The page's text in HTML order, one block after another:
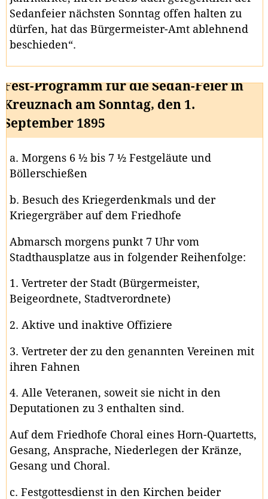
Sedanfeier nächsten Sonntag offen halten zu
dürfen, hat das Bürgermeister-Amt ablehnend
beschieden“.
Fest-Programm für die Sedan-Feier in
Kreuznach am Sonntag, den 1.
September 1895
a. Morgens 6 ½ bis 7 ½ Festgeläute und
Böllerschießen
b. Besuch des Kriegerdenkmals und der
Kriegergräber auf dem Friedhofe
Abmarsch morgens punkt 7 Uhr vom
Stadthausplatze aus in folgender Reihenfolge:
1. Vertreter der Stadt (Bürgermeister,
Beigeordnete, Stadtverordnete)
2. Aktive und inaktive Offiziere
3. Vertreter der zu den genannten Vereinen mit
ihren Fahnen
4. Alle Veteranen, soweit sie nicht in den
Deputationen zu 3 enthalten sind.
Auf dem Friedhofe Choral eines Horn-Quartetts,
Gesang, Ansprache, Niederlegen der Kränze,
Gesang und Choral.
c. Festgottesdienst in den Kirchen beider